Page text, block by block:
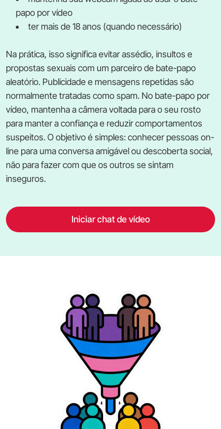
papo por vídeo
ter mais de 18 anos (quando necessário)
Na prática, isso significa evitar assédio, insultos e
propostas sexuais com um parceiro de bate-papo
aleatório. Publicidade e mensagens repetidas são
normalmente tratadas como spam. No bate-papo por
vídeo, mantenha a câmera voltada para o seu rosto
para manter a confiança e reduzir comportamentos
suspeitos. O objetivo é simples: conhecer pessoas on-
line para uma conversa amigável ou descoberta social,
não para fazer com que os outros se sintam
inseguros.
Iniciar chat de vídeo